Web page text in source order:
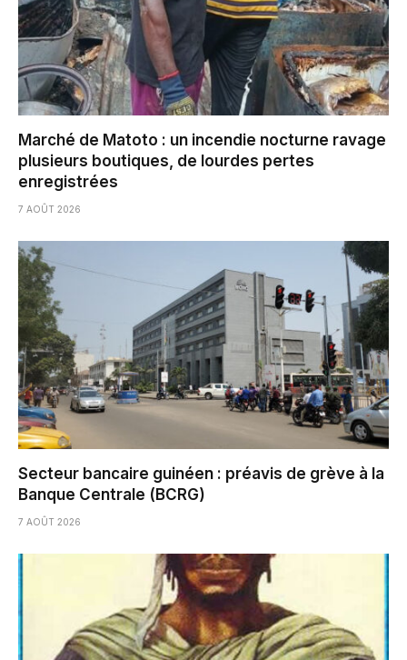
Marché de Matoto : un incendie nocturne ravage
plusieurs boutiques, de lourdes pertes
enregistrées
7 AOÛT 2026
Secteur bancaire guinéen : préavis de grève à la
Banque Centrale (BCRG)
7 AOÛT 2026